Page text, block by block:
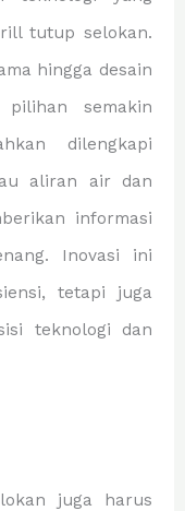
tutup selokan.
hingga desain
semakin
dilengkapi
aliran air dan
informasi
Inovasi ini
tetapi juga
teknologi dan
juga harus